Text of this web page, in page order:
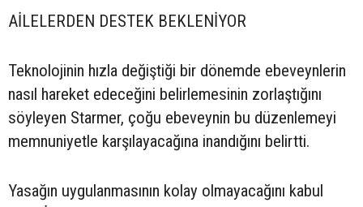
AİLELERDEN DESTEK BEKLENİYOR
Teknolojinin hızla değiştiği bir dönemde ebeveynlerin
nasıl hareket edeceğini belirlemesinin zorlaştığını
söyleyen Starmer, çoğu ebeveynin bu düzenlemeyi
memnuniyetle karşılayacağına inandığını belirtti.
Yasağın uygulanmasının kolay olmayacağını kabul